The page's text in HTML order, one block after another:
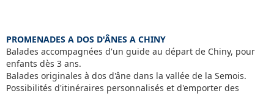
PROMENADES A DOS D'ÂNES A CHINY
Balades accompagnées d'un guide au départ de Chiny, pour
enfants dès 3 ans.
Balades originales à dos d'âne dans la vallée de la Semois.
Possibilités d'itinéraires personnalisés et d'emporter des